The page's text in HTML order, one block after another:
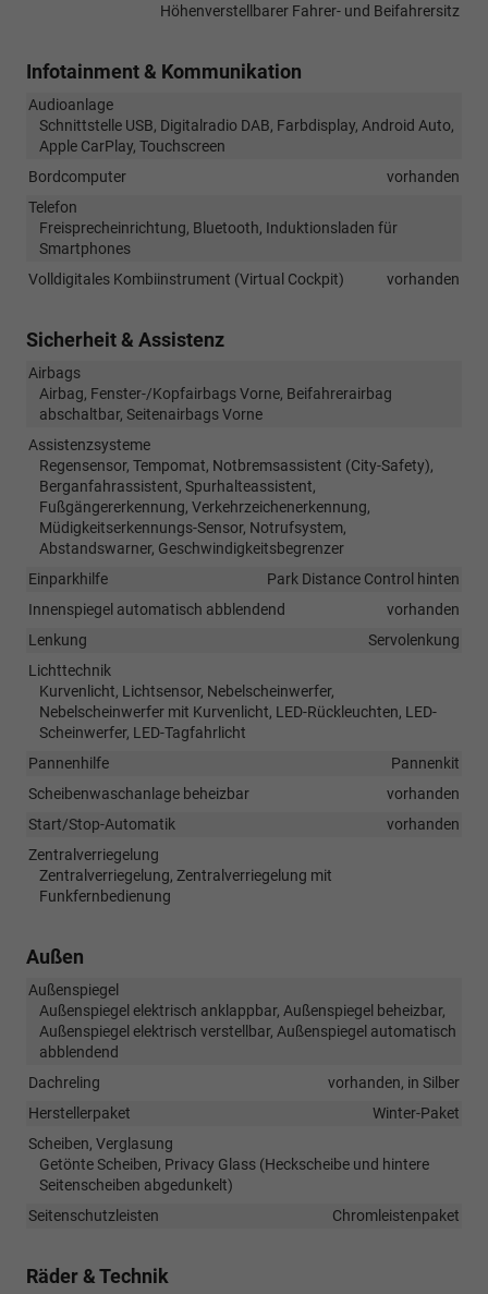
Höhenverstellbarer Fahrer- und Beifahrersitz
Infotainment & Kommunikation
Audioanlage
Schnittstelle USB, Digitalradio DAB, Farbdisplay, Android Auto,
Apple CarPlay, Touchscreen
Bordcomputer
vorhanden
Telefon
Freisprecheinrichtung, Bluetooth, Induktionsladen für
Smartphones
Volldigitales Kombiinstrument (Virtual Cockpit)
vorhanden
Sicherheit & Assistenz
Airbags
Airbag, Fenster-/Kopfairbags Vorne, Beifahrerairbag
abschaltbar, Seitenairbags Vorne
Assistenzsysteme
Regensensor, Tempomat, Notbremsassistent (City-Safety),
Berganfahrassistent, Spurhalteassistent,
Fußgängererkennung, Verkehrzeichenerkennung,
Müdigkeitserkennungs-Sensor, Notrufsystem,
Abstandswarner, Geschwindigkeitsbegrenzer
Einparkhilfe
Park Distance Control hinten
Innenspiegel automatisch abblendend
vorhanden
Lenkung
Servolenkung
Lichttechnik
Kurvenlicht, Lichtsensor, Nebelscheinwerfer,
Nebelscheinwerfer mit Kurvenlicht, LED-Rückleuchten, LED-
Scheinwerfer, LED-Tagfahrlicht
Pannenhilfe
Pannenkit
Scheibenwaschanlage beheizbar
vorhanden
Start/Stop-Automatik
vorhanden
Zentralverriegelung
Zentralverriegelung, Zentralverriegelung mit
Funkfernbedienung
Außen
Außenspiegel
Außenspiegel elektrisch anklappbar, Außenspiegel beheizbar,
Außenspiegel elektrisch verstellbar, Außenspiegel automatisch
abblendend
Dachreling
vorhanden, in Silber
Herstellerpaket
Winter-Paket
Scheiben, Verglasung
Getönte Scheiben, Privacy Glass (Heckscheibe und hintere
Seitenscheiben abgedunkelt)
Seitenschutzleisten
Chromleistenpaket
Räder & Technik